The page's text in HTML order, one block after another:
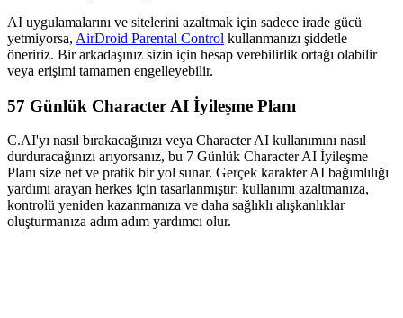
AI uygulamalarını ve sitelerini azaltmak için sadece irade gücü
yetmiyorsa, AirDroid Parental Control kullanmanızı şiddetle
öneririz. Bir arkadaşınız sizin için hesap verebilirlik ortağı olabilir
veya erişimi tamamen engelleyebilir.
57 Günlük Character AI İyileşme Planı
C.AI'yı nasıl bırakacağınızı veya Character AI kullanımını nasıl
durduracağınızı arıyorsanız, bu 7 Günlük Character AI İyileşme
Planı size net ve pratik bir yol sunar. Gerçek karakter AI bağımlılığı
yardımı arayan herkes için tasarlanmıştır; kullanımı azaltmanıza,
kontrolü yeniden kazanmanıza ve daha sağlıklı alışkanlıklar
oluşturmanıza adım adım yardımcı olur.